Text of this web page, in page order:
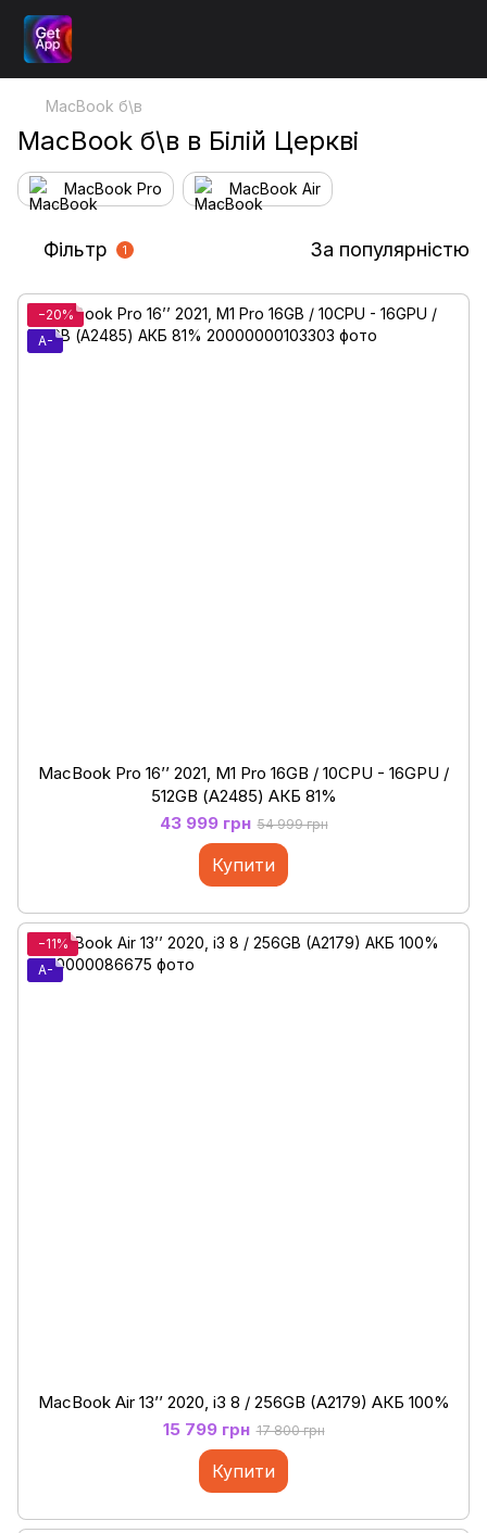
MacBook б\в
MacBook б\в в Білій Церкві
MacBook Pro MacBook Air
Фільтр 1 За популярністю
−20%
A-
MacBook Pro 16’’ 2021, M1 Pro 16GB / 10CPU - 16GPU /
512GB (А2485) АКБ 81%
43 999 грн 54 999 грн
Купити
−11%
A-
MacBook Air 13’’ 2020, i3 8 / 256GB (A2179) АКБ 100%
15 799 грн 17 800 грн
Купити